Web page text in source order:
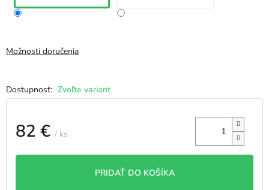
Zvoľte variant
Možnosti doručenia
82 € / ks
PRIDAŤ DO KOŠÍKA